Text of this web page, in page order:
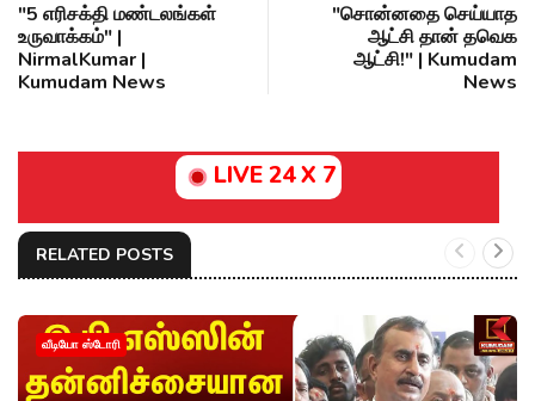
"5 எரிசக்தி மண்டலங்கள்
உருவாக்கம்" |
NirmalKumar |
Kumudam News
"சொன்னதை செய்யாத
ஆட்சி தான் தவெக
ஆட்சி!" | Kumudam
News
LIVE 24 X 7
RELATED POSTS
வீடியோ ஸ்டோரி